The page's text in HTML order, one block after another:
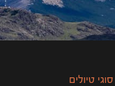
סוגי טיולים